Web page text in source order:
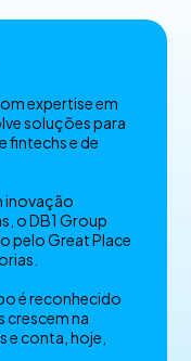
expertise em
soluções para
fintechs e de
inovação
o DB1 Group
pelo Great Place
é reconhecido
crescem na
e conta, hoje,